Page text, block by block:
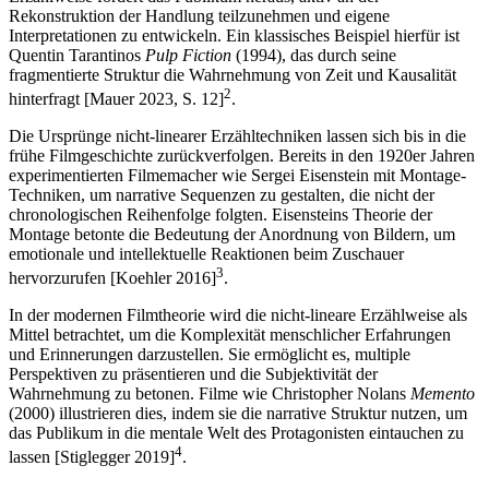
Rekonstruktion der Handlung teilzunehmen und eigene
Interpretationen zu entwickeln. Ein klassisches Beispiel hierfür ist
Quentin Tarantinos Pulp Fiction (1994), das durch seine
fragmentierte Struktur die Wahrnehmung von Zeit und Kausalität
hinterfragt [Mauer 2023, S. 12]2.
Die Ursprünge nicht-linearer Erzähltechniken lassen sich bis in die
frühe Filmgeschichte zurückverfolgen. Bereits in den 1920er Jahren
experimentierten Filmemacher wie Sergei Eisenstein mit Montage-
Techniken, um narrative Sequenzen zu gestalten, die nicht der
chronologischen Reihenfolge folgten. Eisensteins Theorie der
Montage betonte die Bedeutung der Anordnung von Bildern, um
emotionale und intellektuelle Reaktionen beim Zuschauer
hervorzurufen [Koehler 2016]3.
In der modernen Filmtheorie wird die nicht-lineare Erzählweise als
Mittel betrachtet, um die Komplexität menschlicher Erfahrungen
und Erinnerungen darzustellen. Sie ermöglicht es, multiple
Perspektiven zu präsentieren und die Subjektivität der
Wahrnehmung zu betonen. Filme wie Christopher Nolans Memento
(2000) illustrieren dies, indem sie die narrative Struktur nutzen, um
das Publikum in die mentale Welt des Protagonisten eintauchen zu
lassen [Stiglegger 2019]4.